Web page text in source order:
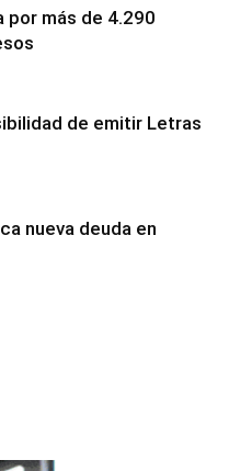
por más de 4.290
de emitir Letras
nueva deuda en